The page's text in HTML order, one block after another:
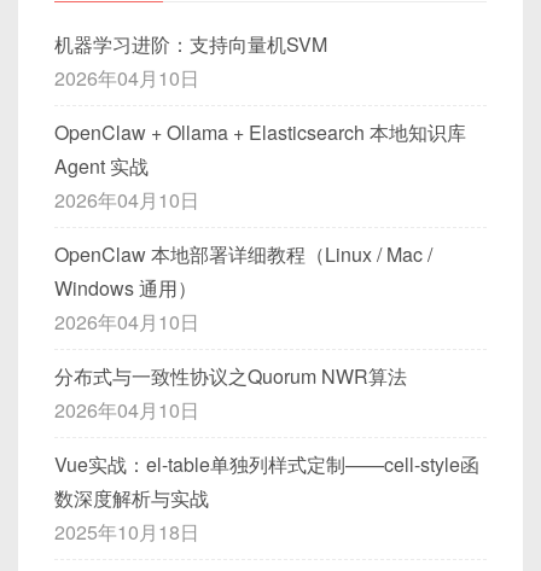
机器学习进阶：支持向量机SVM
2026年04月10日
OpenClaw + Ollama + Elasticsearch 本地知识库
Agent 实战
2026年04月10日
OpenClaw 本地部署详细教程（Linux / Mac /
Windows 通用）
2026年04月10日
分布式与一致性协议之Quorum NWR算法
2026年04月10日
Vue实战：el-table单独列样式定制——cell-style函
数深度解析与实战
2025年10月18日